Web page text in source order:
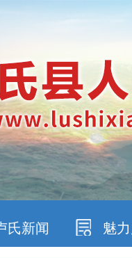
氏新闻 魅